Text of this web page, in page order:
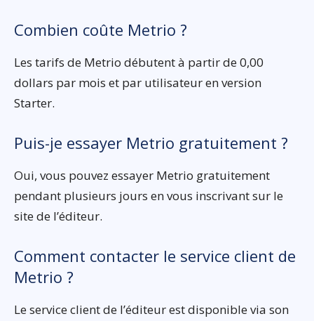
Combien coûte Metrio ?
Les tarifs de Metrio débutent à partir de 0,00
dollars par mois et par utilisateur en version
Starter.
Puis-je essayer Metrio gratuitement ?
Oui, vous pouvez essayer Metrio gratuitement
pendant plusieurs jours en vous inscrivant sur le
site de l’éditeur.
Comment contacter le service client de
Metrio ?
Le service client de l’éditeur est disponible via son